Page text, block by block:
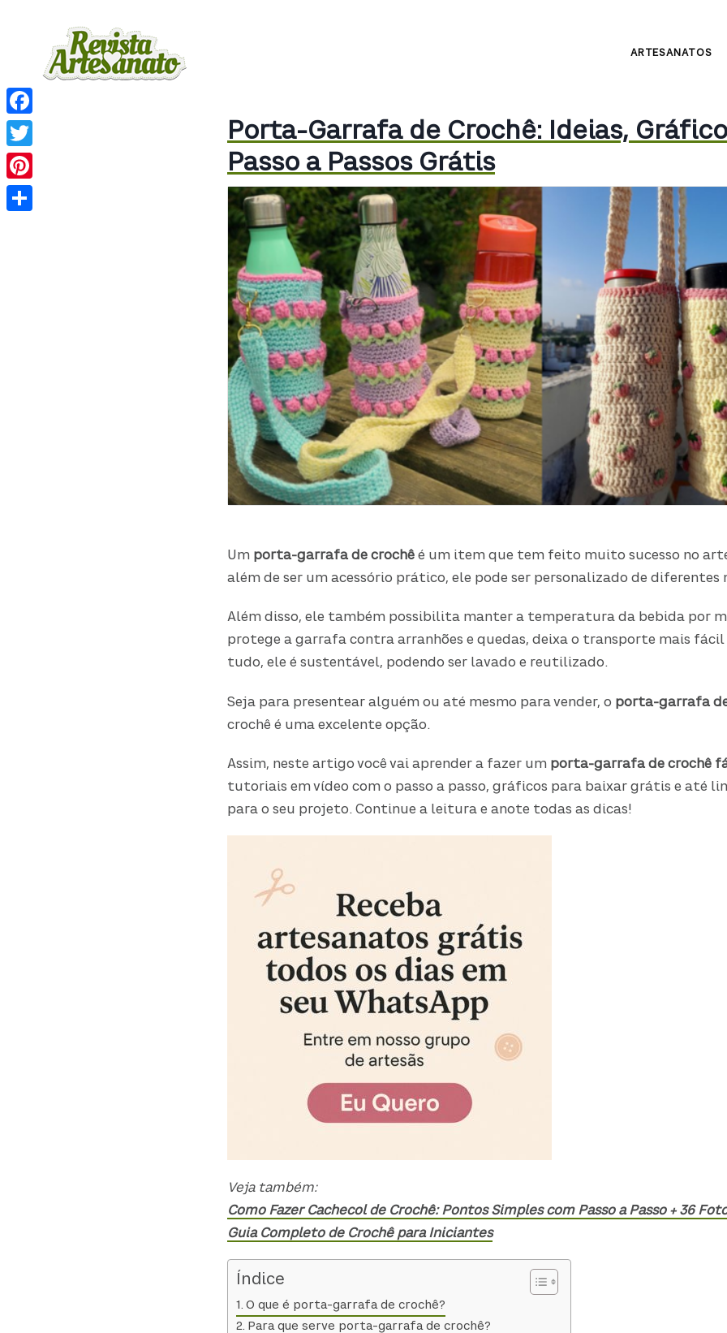
ARTESANATOS
Porta-Garrafa de Crochê: Ideias,
Passo a Passos Grátis
Um porta-garrafa de crochê é um item que tem feito muito sucesso no
além de ser um acessório prático, ele pode ser personalizado de diferentes
Além disso, ele também possibilita manter a temperatura da bebida por
protege a garrafa contra arranhões e quedas, deixa o transporte mais fácil
tudo, ele é sustentável, podendo ser lavado e reutilizado.
Seja para presentear alguém ou até mesmo para vender, o porta-garrafa
crochê é uma excelente opção.
Assim, neste artigo você vai aprender a fazer um porta-garrafa de crochê
tutoriais em vídeo com o passo a passo, gráficos para baixar grátis e até
para o seu projeto. Continue a leitura e anote todas as dicas!
Veja também:
Como Fazer Cachecol de Crochê: Pontos Simples com Passo a Passo + 36
Guia Completo de Crochê para Iniciantes
Índice
O que é porta-garrafa de crochê?
Para que serve porta-garrafa de crochê?
Facebook
Twitter
Pinterest